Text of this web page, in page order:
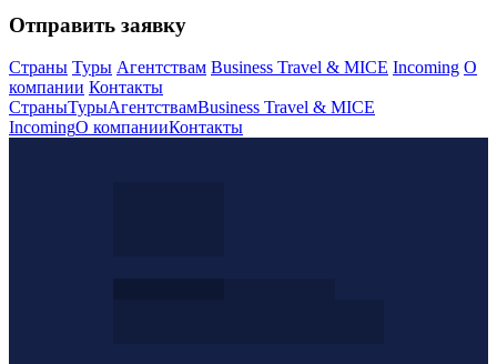
Отправить заявку
Страны Туры Агентствам Business Travel & MICE Incoming О
компании Контакты
СтраныТурыАгентствамBusiness Travel & MICE
IncomingО компанииКонтакты